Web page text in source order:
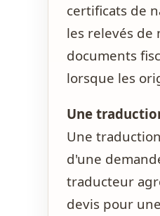
certificats de
les relevés de
documents
lorsque les
Une
Une
d'une
traducteur
devis pour